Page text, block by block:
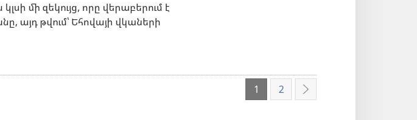
մի զեկույց, որը վերաբերում է
այդ թվում՝ Եհովայի վկաների
1 2 Հաջորդ